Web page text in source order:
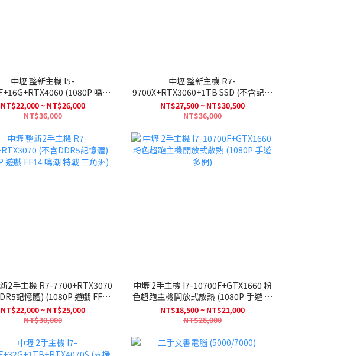
中壢 整新主機 I5-
(1080P 鳴潮
FF14 三角洲 特戰 靈谷)
NT$22,000 ~ NT$26,000
NT$36,000
中壢 整新主機 R7-
9700X+RTX3060+1TB SSD (不含記憶
體) (1080P 特戰 GTA 三角洲 )
NT$27,500 ~ NT$30,500
NT$36,000
R7-7700+RTX3070
體) (1080P 遊戲 FF14
鳴潮 特戰 三角洲)
NT$22,000 ~ NT$25,000
NT$30,000
中壢 2手主機 I7-10700F+GTX1660 粉
色超跑主機開放式散熱 (1080P 手遊 多
開)
NT$18,500 ~ NT$21,000
NT$28,000